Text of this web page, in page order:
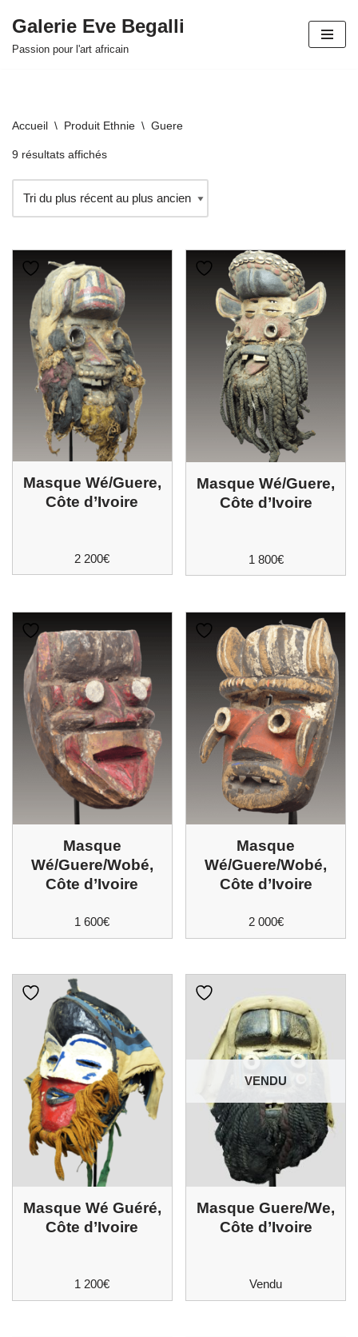
Aller
Galerie Eve Begalli
Passion pour l'art africain
Accueil \ Produit Ethnie \ Guere
9 résultats affichés
Masque Wé/Guere,
Côte d’Ivoire
2 200€
Masque Wé/Guere,
Côte d’Ivoire
1 800€
Masque
Wé/Guere/Wobé,
Côte d’Ivoire
1 600€
Masque
Wé/Guere/Wobé,
Côte d’Ivoire
2 000€
Masque Wé Guéré,
Côte d’Ivoire
1 200€
VENDU
Masque Guere/We,
Côte d’Ivoire
Vendu